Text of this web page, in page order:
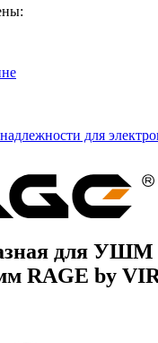
для
для УШМ
RAGE by